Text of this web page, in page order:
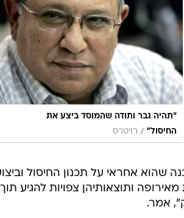
"תהיה גבר ותודה שהמוסד ביצע את
החיסול" / רויטרס
שהוא אחראי על תכנון החיסול
ותוצאותיהן צפויות להגיע תוך
אמר.